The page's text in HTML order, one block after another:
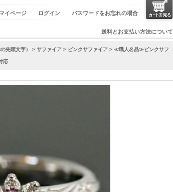
イページ ログイン パスワードをお忘れの場合
送料とお支払い方法について
先頭文字） > サファイア > ピンクサファイア > ≪職人名品≫ピンクサフ
応